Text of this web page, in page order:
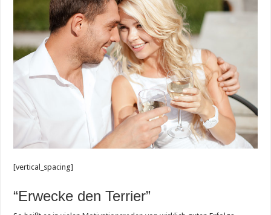
[vertical_spacing]
“Erwecke den Terrier”